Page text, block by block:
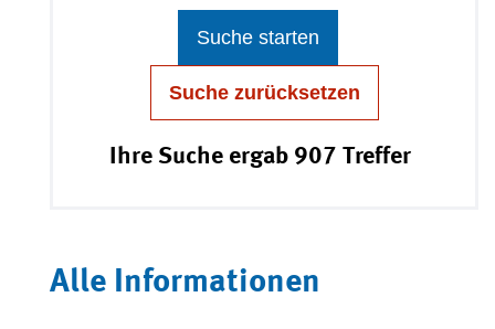
Suche starten
Suche zurücksetzen
Ihre Suche ergab 907 Treffer
Alle Informationen